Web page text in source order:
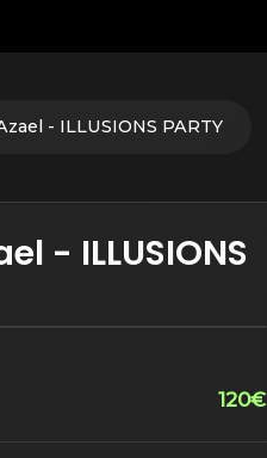
- ILLUSIONS PARTY
- ILLUSIONS
120€